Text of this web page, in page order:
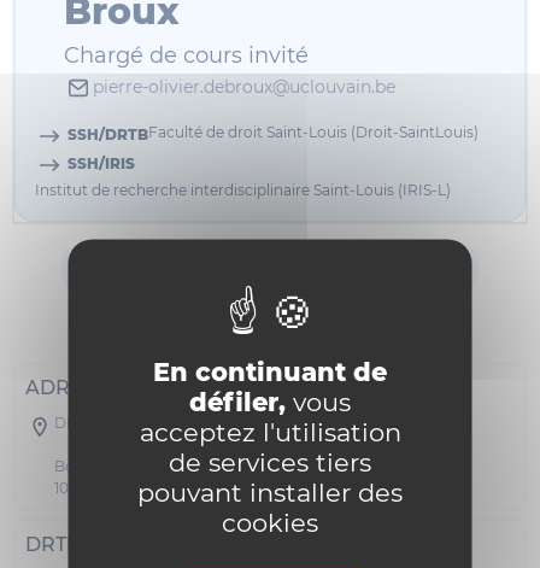
En continuant de
défiler, vous
acceptez l'utilisation
de services tiers
pouvant installer des
cookies
Broux
Chargé de cours invité
pierre-olivier.debroux@uclouvain.be
SSH/DRTBFaculté de droit Saint-Louis (Droit-SaintLouis)
SSH/IRIS
Institut de recherche interdisciplinaire Saint-Louis (IRIS-L)
Enseignements
ADRESSE POSTALE
DRTB - BOTA 43
Boulevard du Jardin Botanique 43
1000 Bruxelles
DRTB